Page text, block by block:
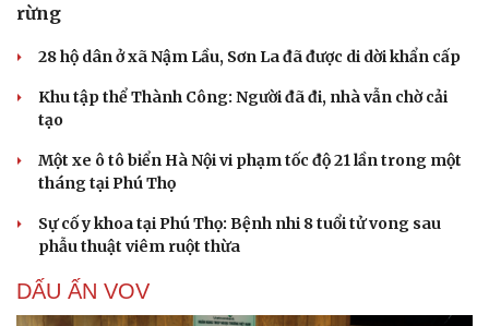
Cải chính
rừng
28 hộ dân ở xã Nậm Lầu, Sơn La đã được di dời khẩn cấp
Khu tập thể Thành Công: Người đã đi, nhà vẫn chờ cải
tạo
Một xe ô tô biển Hà Nội vi phạm tốc độ 21 lần trong một
tháng tại Phú Thọ
Sự cố y khoa tại Phú Thọ: Bệnh nhi 8 tuổi tử vong sau
phẫu thuật viêm ruột thừa
DẤU ẤN VOV